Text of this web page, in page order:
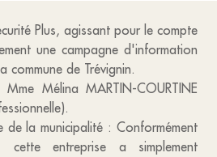
Plus, agissant pour le compte
une campagne d'information
commune de Trévignin.
Mélina MARTIN-COURTINE
la municipalité : Conformément
cette entreprise a simplement